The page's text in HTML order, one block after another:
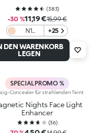
(383)
-30 %11,19 €15,99 €
N1
Neutral
+25
DEN WARENKORB
LEGEN
SPECIAL PROMO %
Concealer für strahlenden Teint
Nights Face Light
Enhancer
(36)